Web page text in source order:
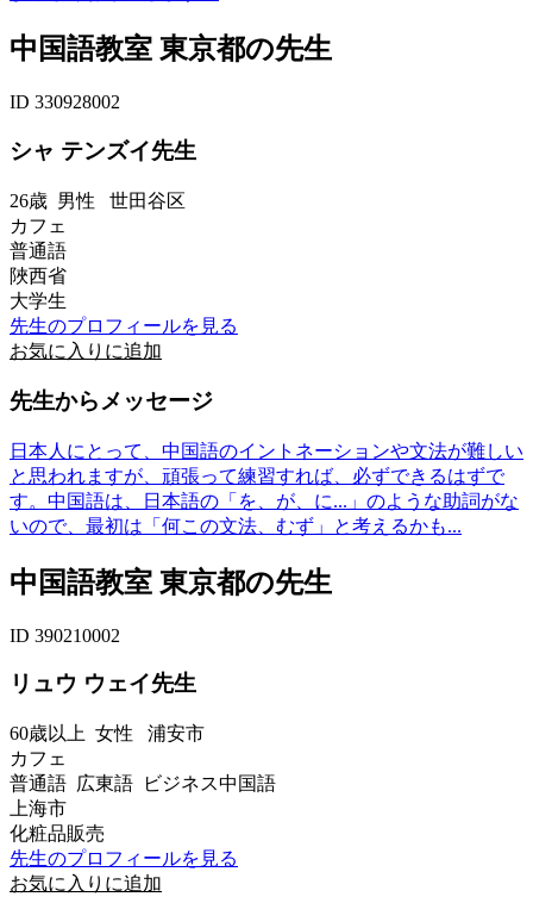
中国語教室 東京都の先生
ID 330928002
シャ テンズイ先生
26歳 男性 世田谷区
カフェ
普通語
陜西省
大学生
先生のプロフィールを見る
お気に入りに追加
先生からメッセージ
日本人にとって、中国語のイントネーションや文法が難しい
と思われますが、頑張って練習すれば、必ずできるはずで
す。中国語は、日本語の「を、が、に...」のような助詞がな
いので、最初は「何この文法、むず」と考えるかも...
中国語教室 東京都の先生
ID 390210002
リュウ ウェイ先生
60歳以上 女性 浦安市
カフェ
普通語 広東語 ビジネス中国語
上海市
化粧品販売
先生のプロフィールを見る
お気に入りに追加